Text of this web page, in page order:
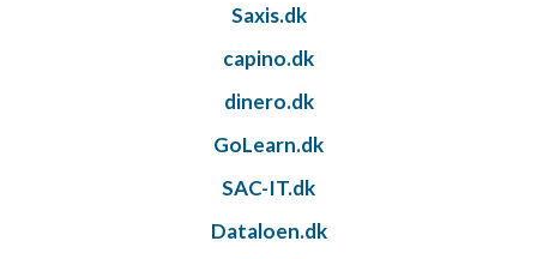
Saxis.dk
capino.dk
dinero.dk
GoLearn.dk
SAC-IT.dk
Dataloen.dk